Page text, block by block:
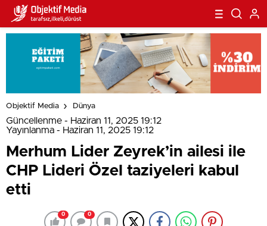
Objektif Media Dünya
Güncellenme - Haziran 11, 2025 19:12
Yayınlanma - Haziran 11, 2025 19:12
Merhum Lider Zeyrek’in ailesi ile
CHP Lideri Özel taziyeleri kabul
etti
0 0